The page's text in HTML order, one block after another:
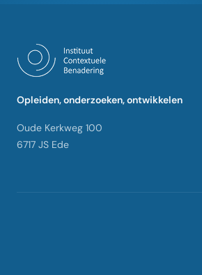
Opleiden, onderzoeken, ontwikkelen
Oude Kerkweg 100
6717 JS Ede